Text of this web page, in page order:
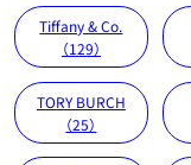
Tiffany & Co.
（129）
TORY BURCH
（25）